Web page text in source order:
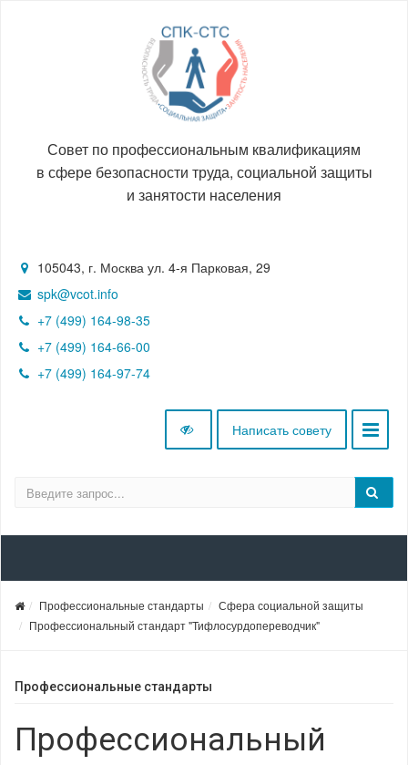
Совет по профессиональным квалификациям
в сфере безопасности труда, социальной защиты
и занятости населения
105043, г. Москва ул. 4-я Парковая, 29
spk@vcot.info
+7 (499) 164-98-35
+7 (499) 164-66-00
+7 (499) 164-97-74
Написать совету
Профессиональные стандарты
Сфера социальной защиты
Профессиональный стандарт "Тифлосурдопереводчик"
Профессиональные стандарты
Профессиональный